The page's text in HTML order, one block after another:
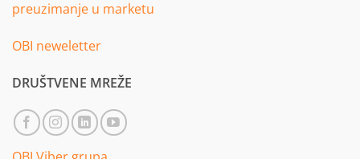
preuzimanje u marketu
OBI neweletter
DRUŠTVENE MREŽE